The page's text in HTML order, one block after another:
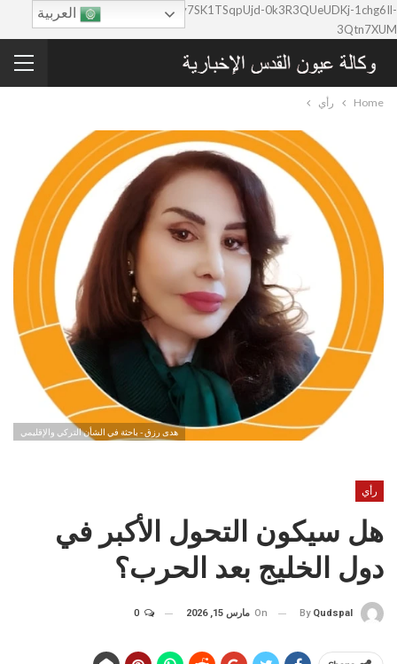
google-site-verification=0y7SK1TSqpUjd-0k3R3QUeUDKj-1chg6Il-
3Qtn7XUM
Home رأي
هدى رزق - باحثة في الشأن التركي والإقليمي
رأي
هل سيكون التحول الأكبر في
دول الخليج بعد الحرب؟
By Qudspal
On مارس 15, 2026
العربية